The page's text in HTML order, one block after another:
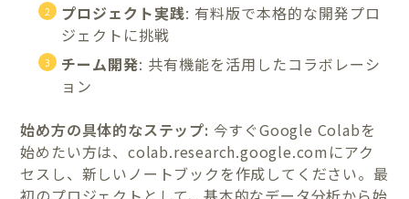
プロジェクト実践: 有料版で本格的な開発プロ
ジェクトに挑戦
チーム開発: 共有機能を活用したコラボレーシ
ョン
始め方の具体的なステップ: 今すぐGoogle Colabを
始めたい方は、colab.research.google.comにアク
セスし、新しいノートブックを作成してください。最